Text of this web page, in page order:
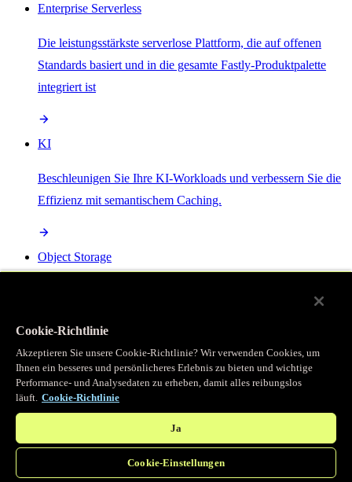
Enterprise Serverless
Die leistungsstärkste serverlose Plattform, die auf offenen
Standards basiert und in die gesamte Fastly-Produktpalette
integriert ist
KI
Beschleunigen Sie Ihre KI-Workloads und verbessern Sie die
Effizienz mit semantischem Caching.
Object Storage
Programmierbarer Cache
Erhalten Sie vollständigen programmatischen Zugriff auf das
legendäre Caching, das unser CDN antreibt.
Cookie-Richtlinie
Akzeptieren Sie unsere Cookie-Richtlinie? Wir verwenden Cookies, um
Ihnen ein besseres und persönlicheres Erlebnis zu bieten und wichtige
Performance- und Analysedaten zu erheben, damit alles reibungslos
läuft. Cookie-Richtlinie
Ja
Cookie-Einstellungen